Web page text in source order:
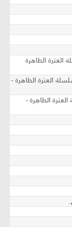
الطاهرة
العترة الطاهرة -
الطاهرة -